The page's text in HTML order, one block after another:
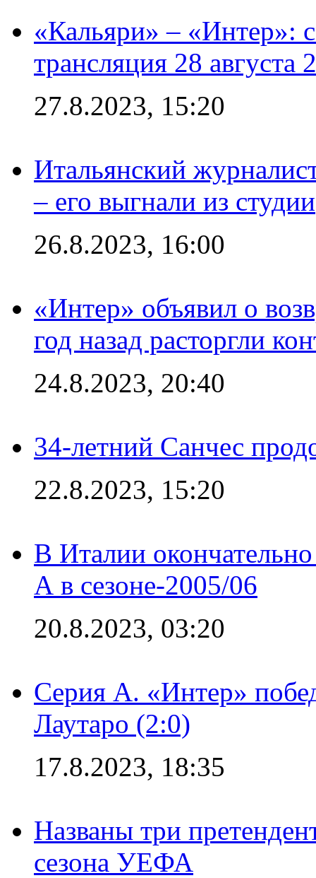
«Кальяри» – «Интер»:
трансляция 28 августа
27.8.2023, 15:20
Итальянский
– его выгнали из студии
26.8.2023, 16:00
«Интер» объявил о
год назад расторгли
24.8.2023, 20:40
34-летний Санчес
22.8.2023, 15:20
В Италии
А в сезоне-2005/06
20.8.2023, 03:20
Серия А. «Интер»
Лаутаро (2:0)
17.8.2023, 18:35
Названы три
сезона УЕФА